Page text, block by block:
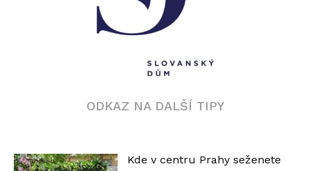
ODKAZ NA DALŠÍ TIPY
Kde v centru Prahy seženete